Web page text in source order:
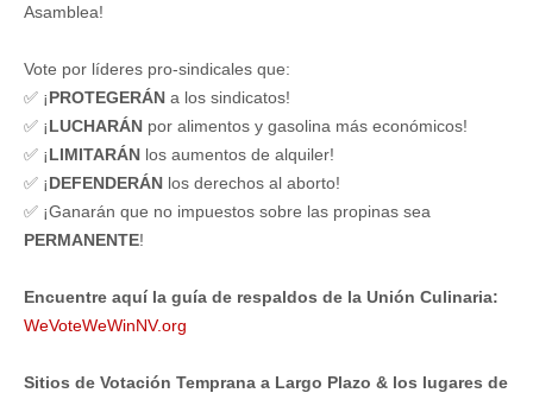
Asamblea!
Vote por líderes pro-sindicales que:
✅ ¡PROTEGERÁN a los sindicatos!
✅ ¡LUCHARÁN por alimentos y gasolina más económicos!
✅ ¡LIMITARÁN los aumentos de alquiler!
✅ ¡DEFENDERÁN los derechos al aborto!
✅ ¡Ganarán que no impuestos sobre las propinas sea
PERMANENTE!
Encuentre aquí la guía de respaldos de la Unión Culinaria:
WeVoteWeWinNV.org
Sitios de Votación Temprana a Largo Plazo & los lugares de